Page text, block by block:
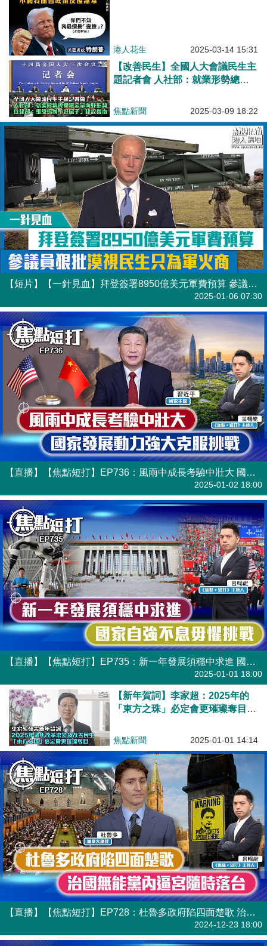
港人花生 2025-03-14 15:31
【改善民生】全國人大會議民生主
題記者會 人社部：就業形勢總體
制「好房子」建設指南
焦點新聞 2025-03-09 18:22
【短片】【一針見血】拜登簽署8950億美元軍費預算 參議員狠批漠視民生只為軍火商
2025-01-06 07:30
【直播】【焦點短打】EP736：風雨中成長考驗中壯大 國家發展動力強大克服挑戰
2025-01-02 18:00
【直播】【焦點短打】EP735：新一年發展須穩中求進 國家自強不息毋懼挑戰
2025-01-01 18:00
【新年賀詞】李家超：2025年的
「東方之珠」必定會更璀璨奪目，
焦點新聞 2025-01-01 14:14
【直播】【焦點短打】EP728：杜魯多政府陷四面楚歌 治國無能黨內逼宮隨時落台
2024-12-23 18:00